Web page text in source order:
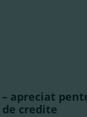
– apreciat
credite